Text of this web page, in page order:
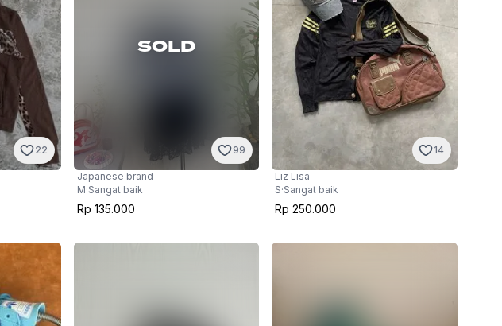
22
SOLD
99
Japanese brand
M·Sangat baik
Rp 135.000
14
Liz Lisa
S·Sangat baik
Rp 250.000